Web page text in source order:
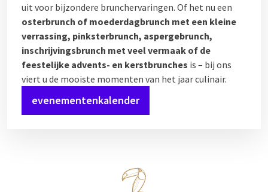
uit voor bijzondere brunchervaringen. Of het nu een
osterbrunch of moederdagbrunch met een kleine
verrassing, pinksterbrunch, aspergebrunch,
inschrijvingsbrunch met veel vermaak of de
feestelijke advents- en kerstbrunches is – bij ons
viert u de mooiste momenten van het jaar culinair.
evenementenkalender